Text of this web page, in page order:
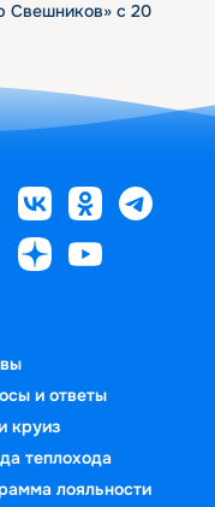
Свешников» с 20
и ответы
круиз
теплохода
лояльности